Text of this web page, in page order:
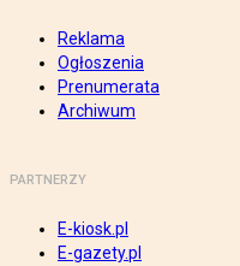
Reklama
Ogłoszenia
Prenumerata
Archiwum
PARTNERZY
E-kiosk.pl
E-gazety.pl